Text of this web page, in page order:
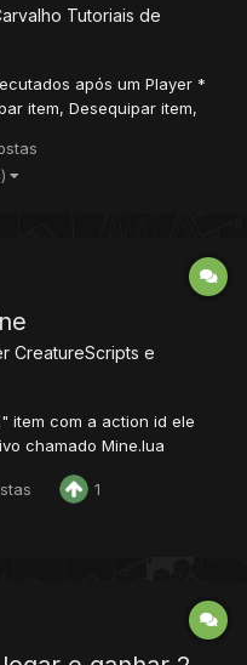
Tutoriais de
após um Player *
item, Desequipar item,
equiparfunction
CreatureScripts e
item com a action id ele
chamado Mine.lua
id)local item =
1